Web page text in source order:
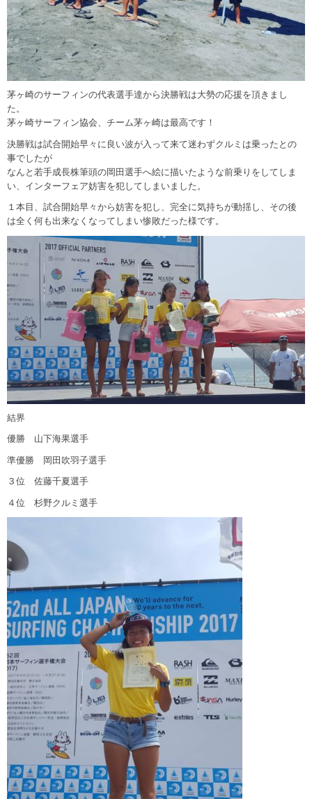
茅ヶ崎のサーフィンの代表選手達から決勝戦は大勢の応援を頂きまし
た。
茅ヶ崎サーフィン協会、チーム茅ヶ崎は最高です！
決勝戦は試合開始早々に良い波が入って来て迷わずクルミは乗ったとの
事でしたが
なんと若手成長株筆頭の岡田選手へ絵に描いたような前乗りをしてしま
い、インターフェア妨害を犯してしまいました。
１本目、試合開始早々から妨害を犯し、完全に気持ちが動揺し、その後
は全く何も出来なくなってしまい惨敗だった様です。
結界
優勝 山下海果選手
準優勝 岡田吹羽子選手
３位 佐藤千夏選手
４位 杉野クルミ選手